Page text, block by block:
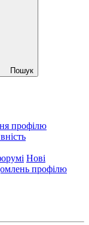
Пошук
профілю
Нові
профілю